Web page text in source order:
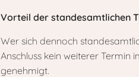
Vorteil der standesamtlichen
Wer sich dennoch
Anschluss kein weiterer
genehmigt.